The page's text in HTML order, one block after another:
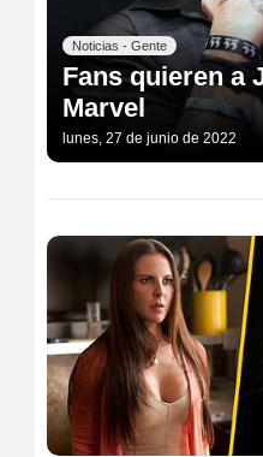
Noticias - Gente
Fans quieren a
Marvel
lunes, 27 de junio de 2022